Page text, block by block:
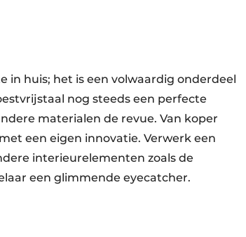
in huis; het is een volwaardig onderdeel
nog steeds een perfecte
materialen de revue. Van koper
een eigen innovatie. Verwerk een
interieurelementen zoals de
een glimmende eyecatcher.